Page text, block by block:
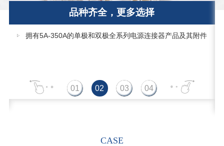
品种齐全，更多选择
拥有5A-350A的单极和双极全系列电源连接器产品及其附件
CASE